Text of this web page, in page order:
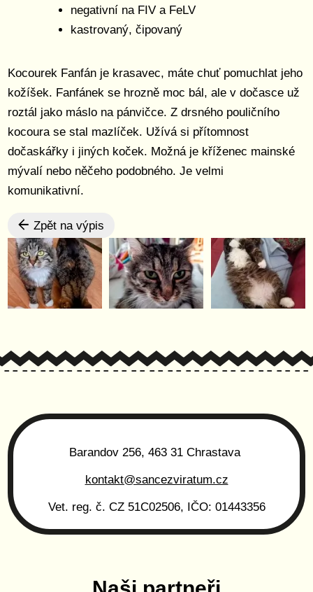
Kocourek Fanfán je krasavec, máte chuť pomuchlat jeho
kožíšek. Fanfánek se hrozně moc bál, ale v dočasce už
roztál jako máslo na pánvičce. Z drsného pouličního
kocoura se stal mazlíček. Užívá si přítomnost
dočaskářky i jiných koček. Možná je kříženec mainské
mývalí nebo něčeho podobného. Je velmi
komunikativní.
Zpět na výpis
negativní na FIV a FeLV
kastrovaný, čipovaný
Barandov 256, 463 31 Chrastava
kontakt@sancezviratum.cz
Vet. reg. č. CZ 51C02506, IČO: 01443356